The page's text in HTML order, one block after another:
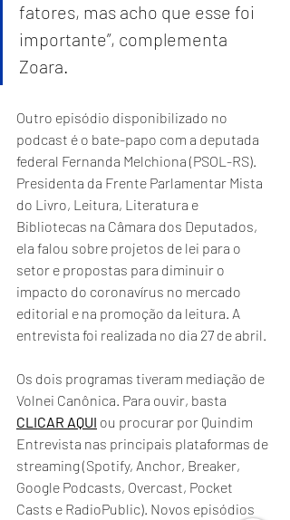
fatores, mas acho que esse foi
importante”, complementa
Zoara.
Outro episódio disponibilizado no
podcast é o bate-papo com a deputada
federal Fernanda Melchiona (PSOL-RS).
Presidenta da Frente Parlamentar Mista
do Livro, Leitura, Literatura e
Bibliotecas na Câmara dos Deputados,
ela falou sobre projetos de lei para o
setor e propostas para diminuir o
impacto do coronavírus no mercado
editorial e na promoção da leitura. A
entrevista foi realizada no dia 27 de abril.
Os dois programas tiveram mediação de
Volnei Canônica. Para ouvir, basta
CLICAR AQUI ou procurar por Quindim
Entrevista nas principais plataformas de
streaming (Spotify, Anchor, Breaker,
Google Podcasts, Overcast, Pocket
Casts e RadioPublic). Novos episódios